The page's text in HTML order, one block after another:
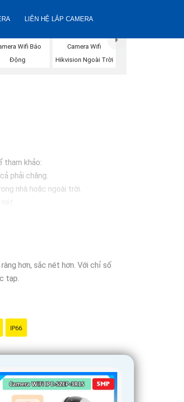
LIÊN HỆ LẮP CAMERA
Wifi Báo
Động
Camera Wifi
Hikvision Ngoài Trời
tham khảo:
phải chăng.
nhà hoặc ngoài trời.
hơn, sắc nét hơn. Với chỉ số
tạp.
IP66